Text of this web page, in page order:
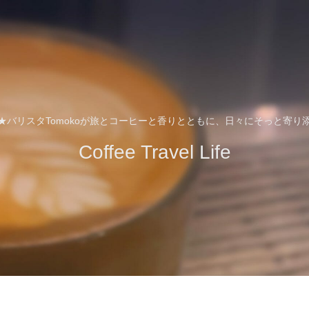
バリスタTomokoが旅とコーヒーと香りとともに、日々にそっと寄り
Coffee Travel Life